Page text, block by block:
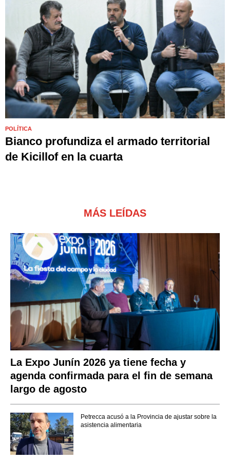
POLÍTICA
Bianco profundiza el armado territorial
de Kicillof en la cuarta
MÁS LEÍDAS
La Expo Junín 2026 ya tiene fecha y
agenda confirmada para el fin de semana
largo de agosto
Petrecca acusó a la Provincia de ajustar sobre la
asistencia alimentaria